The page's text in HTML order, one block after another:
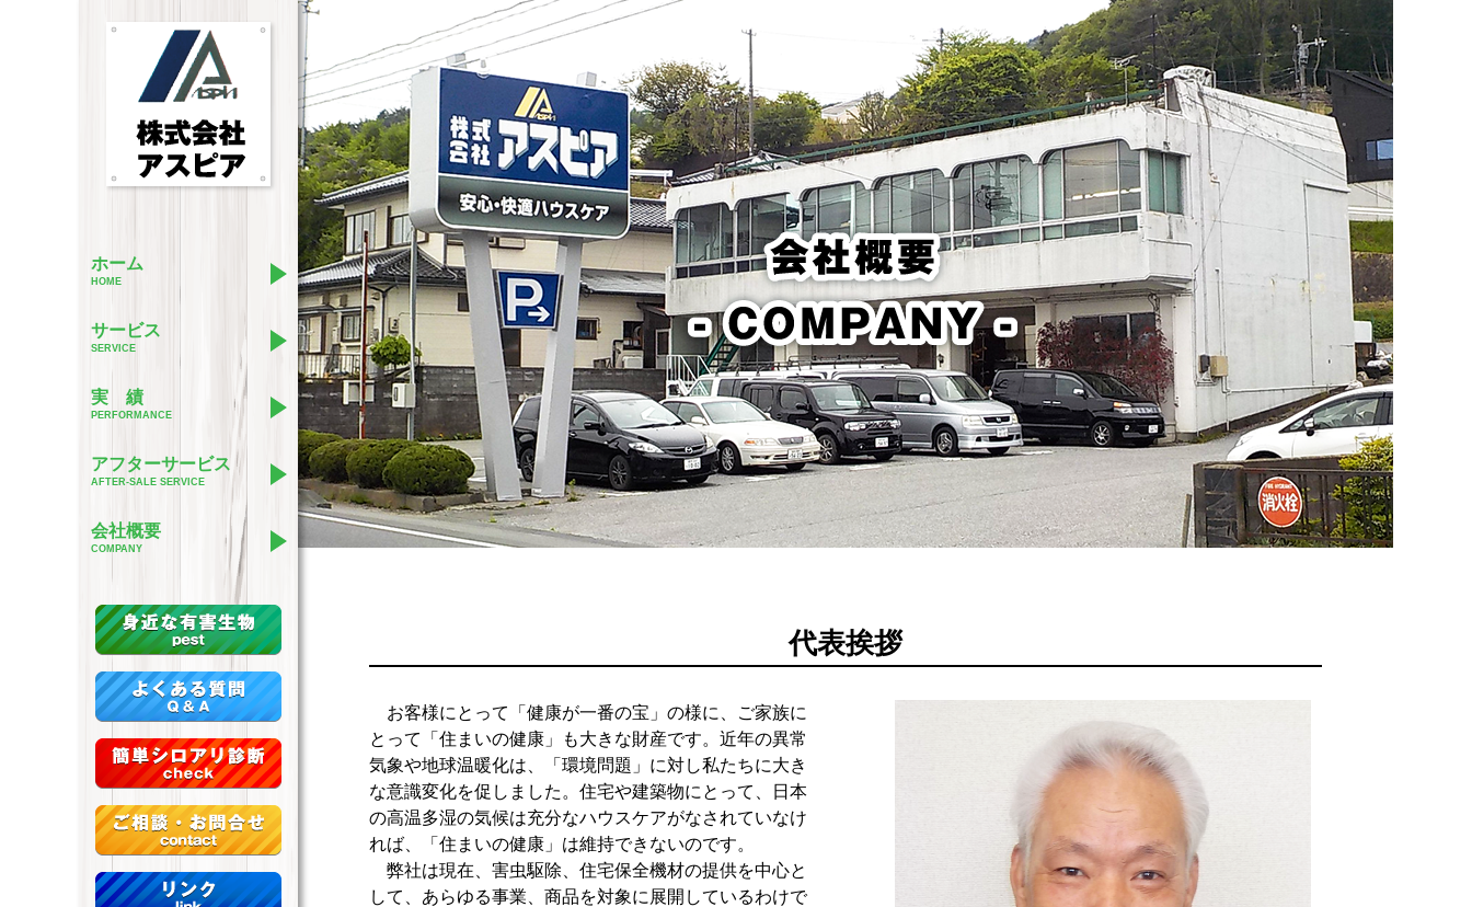
代表挨拶
お客様にとって「健康が一番の宝」の様に、ご家族に
とって「住まいの健康」も大きな財産です。近年の異常
気象や地球温暖化は、「環境問題」に対し私たちに大き
な意識変化を促しました。住宅や建築物にとって、日本
の高温多湿の気候は充分なハウスケアがなされていなけ
れば、「住まいの健康」は維持できないのです。
弊社は現在、害虫駆除、住宅保全機材の提供を中心と
して、あらゆる事業、商品を対象に展開しているわけで
ホーム
HOME
サービス
SERVICE
SERVICE
シロアリ・害虫害獣防除
シロアリや害虫害獣の防除に使
用する薬品・作業の流れなどを
ご説明いたします。
総合環境衛生
防腐・防湿・換気工事に使用す
る機材や作業の流れをご説明い
たします。
耐震工事
耐震対策用の機材などをご説明
いたします。
実 績
PERFORMANCE
PERFORMANCE
シロアリ・害虫害獣防除
白アリや害虫害獣の防除実績を
ご紹介いたします。
総合環境衛生
総合環境衛生の施工実績をご紹
介いたします。
耐震対策
耐震工事の施工実績をご紹介い
たします。
防疫事業
アフターサービス
AFTER-SALE SERVICE
会社概要
COMPANY